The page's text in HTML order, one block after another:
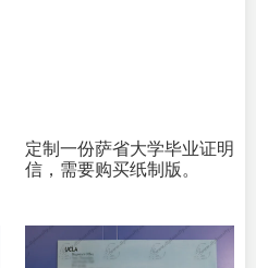
定制一份萨省大学毕业证明
信，需要购买纸制版。